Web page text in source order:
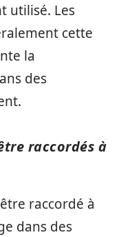
utilisé. Les
cette
la
des
raccordés à
raccordé à
dans des